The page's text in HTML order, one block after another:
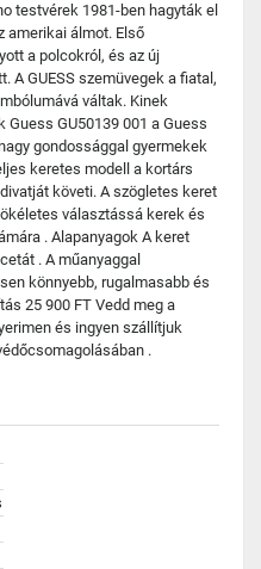
testvérek 1981-ben hagyták el
amerikai álmot. Első
a polcokról, és az új
A GUESS szemüvegek a fiatal,
váltak. Kinek
GU50139 001 a Guess
gondossággal gyermekek
keretes modell a kortárs
követi. A szögletes keret
választássá kerek és
. Alapanyagok A keret
. A műanyaggal
könnyebb, rugalmasabb és
25 900 FT Vedd meg a
és ingyen szállítjuk
.